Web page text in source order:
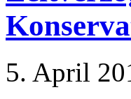
5. April